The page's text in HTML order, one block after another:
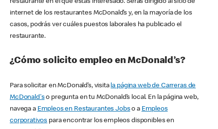
restaurante en el que estás interesado. Serás dirigido al sitio de
internet de los restaurantes McDonald’s y, en la mayoría de los
casos, podrás ver cuáles puestos laborales ha publicado el
restaurante.
¿Cómo solicito empleo en McDonald’s?
Para solicitar en McDonald’s, visita la página web de Carreras de
McDonald'so pregunta en tu McDonald’s local. En la página web,
navega a Empleos en Restaurantes Jobso a Empleos
corporativos para encontrar los empleos disponibles en